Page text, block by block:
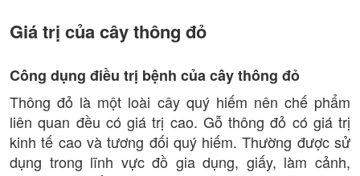
Giá trị của cây thông đỏ
Công dụng điều trị bệnh của cây thông đỏ
Thông đỏ là một loài cây quý hiếm nên chế phẩm
liên quan đều có giá trị cao. Gỗ thông đỏ có giá trị
kinh tế cao và tương đối quý hiếm. Thường được sử
dụng trong lĩnh vực đồ gia dụng, giấy, làm cảnh,